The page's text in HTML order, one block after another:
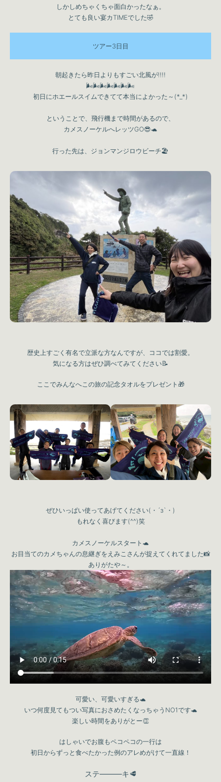
しかしめちゃくちゃ面白かったなぁ。
とても良い宴カTIMEでした🤣
ツアー3日目
朝起きたら昨日よりもすごい北風が!!!!
🌬🌬🌬🌬🌬🌬🌬
初日にホエールスイムできてて本当によかった～(*_*)
ということで、飛行機まで時間があるので、
カメスノーケルへレッツGO😎🐢
行った先は、ジョンマンジロウビーチ🏖
歴史上すごく有名で立派な方なんですが、ココでは割愛。
気になる方はぜひ調べてみてください📝
ここでみんなへこの旅の記念タオルをプレゼント🎁
ぜひいっぱい使ってあげてください(・´з`・)
もれなく喜びます(^^)笑
カメスノーケルスタート🐢
お目当てのカメちゃんの息継ぎをえみこさんが捉えてくれてました📸
ありがたや～。
可愛い、可愛いすぎる🐢
いつ何度見てもつい写真におさめたくなっちゃうNO1です🐢
楽しい時間をありがとー👏
はしゃいでお腹もペコペコの一行は
初日からずっと食べたかった例のアレめがけて一直線！
ステ—――キ 🥩